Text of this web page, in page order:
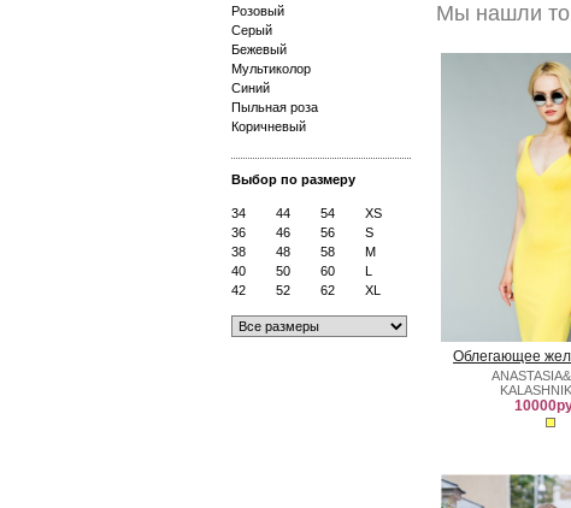
Розовый
Серый
Бежевый
Мультиколор
Синий
Пыльная роза
Коричневый
Выбор по размеру
34 44 54
XS
36
46 56
S
38
48 58
M
40
50 60
L
42
52 62 XL
Мы нашли
Облегающее